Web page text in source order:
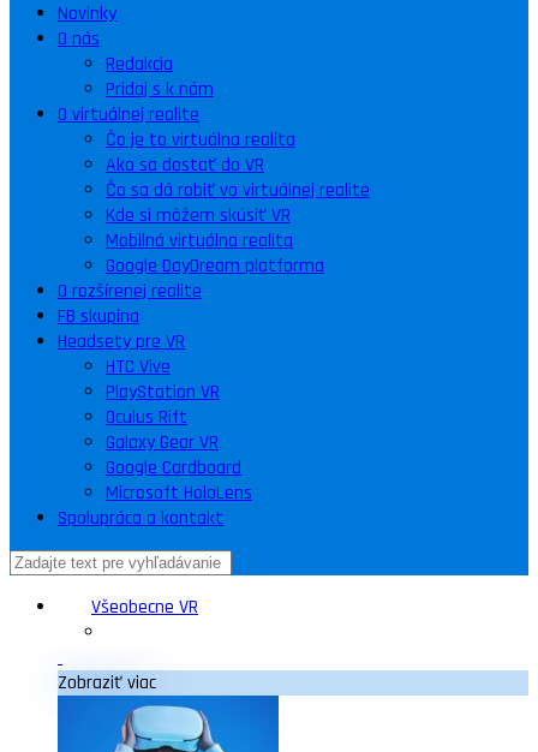
Novinky
O nás
Redakcia
Pridaj s k nám
O virtuálnej realite
Čo je to virtuálna realita
Ako sa dostať do VR
Čo sa dá robiť vo virtuálnej realite
Kde si môžem skúsiť VR
Mobilná virtuálna realita
Google DayDream platforma
O rozšírenej realite
FB skupina
Headsety pre VR
HTC Vive
PlayStation VR
Oculus Rift
Galaxy Gear VR
Google Cardboard
Microsoft HoloLens
Spolupráca a kontakt
Všeobecne VR
Zobraziť viac